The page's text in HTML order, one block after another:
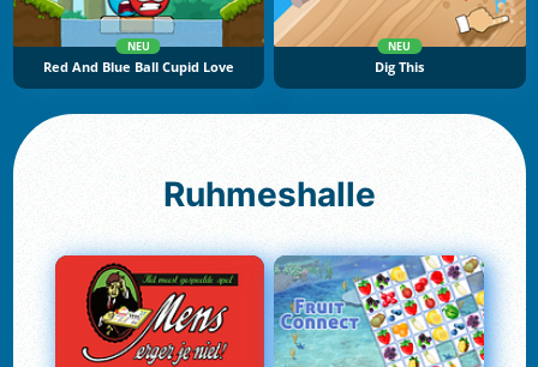
NEU
Red And Blue Ball Cupid Love
NEU
Dig This
Ruhmeshalle